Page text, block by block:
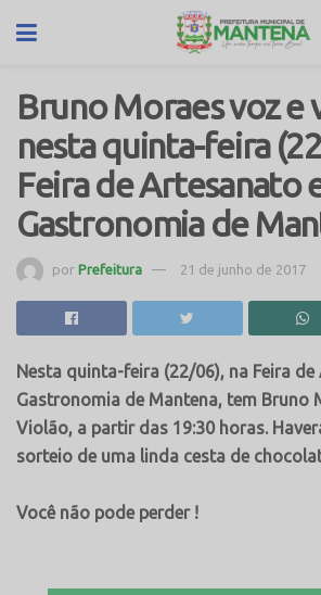
Bruno Moraes voz e
nesta quinta-feira
Feira de Artesanato
Gastronomia de
por Prefeitura 21 de junho de 2017
Nesta quinta-feira (22/06), na Feira
Gastronomia de Mantena, tem Bruno
Violão, a partir das 19:30 horas.
sorteio de uma linda cesta de
Você não pode perder !